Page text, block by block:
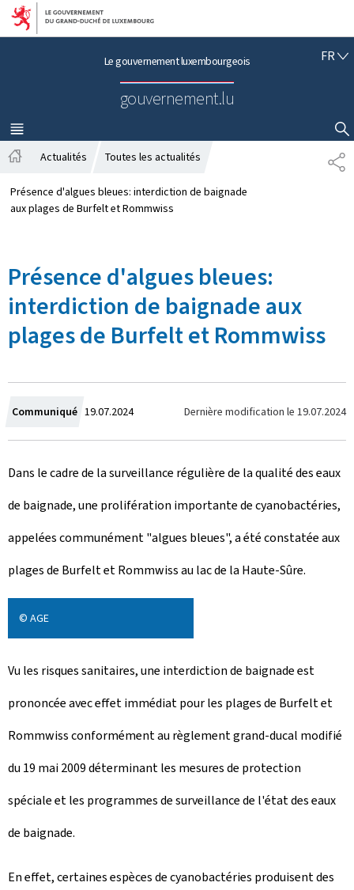
Aller au menu principal
Aller au contenu
Le gouvernement luxembourgeois
gouvernement.lu
FRF
Ç
A
I
S
MENU
PRINCIPAL
AFFICHER / MASQUER LA RECHERCHE
P
A
c
c
l
Actualités Toutes les actualités
Présence d'algues bleues: interdiction de baignade
aux plages de Burfelt et Rommwiss
Présence d'algues bleues:
interdiction de baignade aux
plages de Burfelt et Rommwiss
Communiqué C
r
é
e
l
e
19.07.2024 Dernière modification le 19.07.2024
Dans le cadre de la surveillance régulière de la qualité des eaux
de baignade, une prolifération importante de cyanobactéries,
appelées communément "algues bleues", a été constatée aux
plages de Burfelt et Rommwiss au lac de la Haute-Sûre.
© AGE
Vu les risques sanitaires, une interdiction de baignade est
prononcée avec effet immédiat pourles plages de Burfelt et
Rommwissconformément au règlement grand-ducal modifié
du 19 mai 2009 déterminant les mesures de protection
spéciale et les programmes de surveillance de l'état des eaux
de baignade.
En effet, certaines espèces de cyanobactéries produisent des